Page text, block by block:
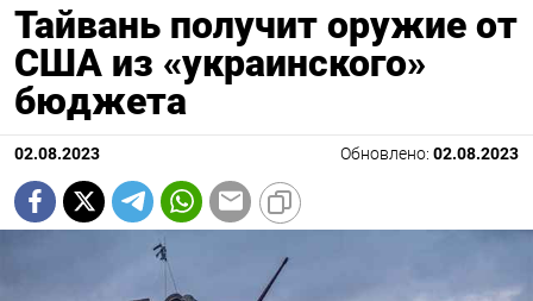
Тайвань получит оружие от
США из «украинского»
бюджета
02.08.2023 Обновлено: 02.08.2023